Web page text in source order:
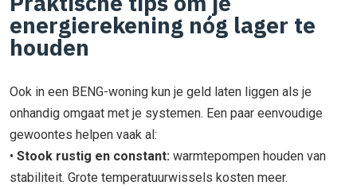
energierekening nóg lager te
houden
Ook in een BENG-woning kun je geld laten liggen als je
onhandig omgaat met je systemen. Een paar eenvoudige
gewoontes helpen vaak al:
• Stook rustig en constant: warmtepompen houden van
stabiliteit. Grote temperatuurwissels kosten meer.